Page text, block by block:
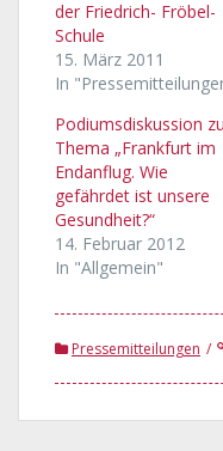
der Friedrich- Fröbel-
Schule
15. März 2011
In
Podiumsdiskussion
Thema „Frankfurt im
Endanflug. Wie
gefährdet ist unsere
Gesundheit?“
14. Februar 2012
In "Allgemein"
Pressemitteilungen